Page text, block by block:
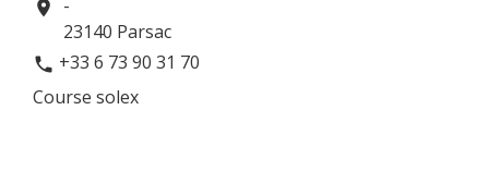
location_on
-
23140 Parsac
phone +33 6 73 90 31 70
Course solex